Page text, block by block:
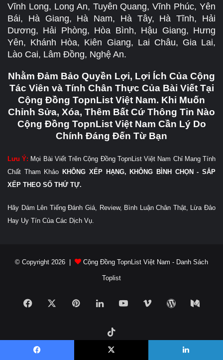
Vĩnh Long, Long An, Tuyên Quang, Vĩnh Phúc, Yên
Bái, Hà Giang, Hà Nam, Hà Tây, Hà Tĩnh, Hải
Dương, Hải Phòng, Hòa Bình, Hậu Giang, Hưng
Yên, Khánh Hòa, Kiên Giang, Lai Châu, Gia Lai,
Lào Cai, Lâm Đồng, Nghệ An.
Nhằm Đảm Bảo Quyền Lợi, Lợi Ích Của Cộng
Tác Viên và Tính Chân Thực Của Bài Viết Tại
Cộng Đồng TopnList Việt Nam. Khi Muốn
Chỉnh Sửa, Xóa, Thêm Bất Cứ Thông Tin Nào
Cộng Đồng TopnList Việt Nam Cần Lý Do
Chính Đáng Đến Từ Bạn
Lưu Ý: Mọi Bài Viết Trên Cộng Đồng TopnList Việt Nam Chỉ Mang Tính
Chất Tham KhảoKHÔNG XẾP HẠNG, KHÔNG BÌNH CHỌN - SẮP
XẾP THEO SỐ THỨ TỰ.
Hãy Dám Lên Tiếng Đánh Giá, Review, Bình Luận Chân Thật, Lừa Đảo
Hay Uy Tín Của Các Dịch Vụ.
© Copyright 2026 | Cộng Đồng TopnList Việt Nam - Danh Sách
Toplist
Facebook PinterestLinkedInYouTubeVimeo WordPress